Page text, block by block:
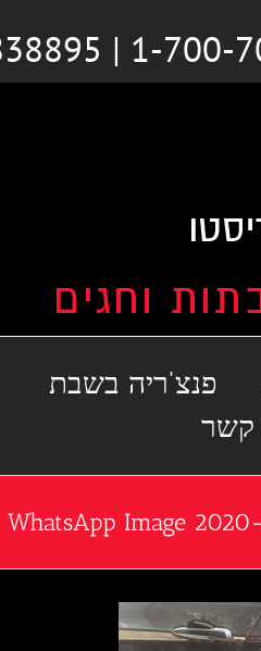
פנצ'ריה בשבת
קשר
WhatsApp Image